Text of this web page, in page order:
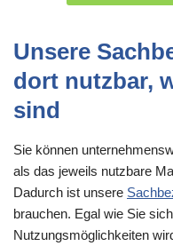
Unsere
dort nutzbar,
sind
Sie können
als das jeweils nutzbare
Dadurch ist unsere
brauchen. Egal wie Sie
Nutzungsmöglichkeiten